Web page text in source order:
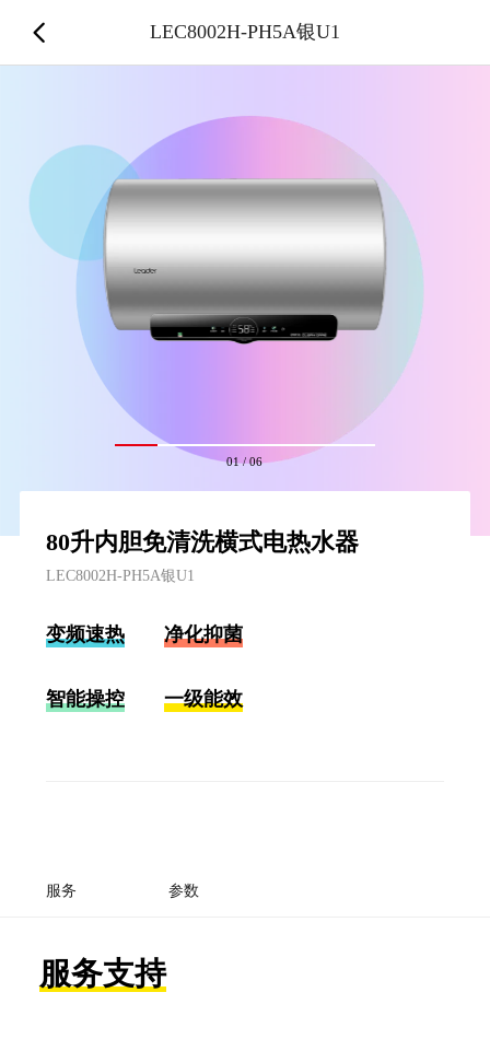
01/06
80升内胆免清洗横式电热水器
LEC8002H-PH5A银U1
变频速热 净化抑菌
智能操控 一级能效
服务 参数
服务支持
LEC8002H-PH5A银U1